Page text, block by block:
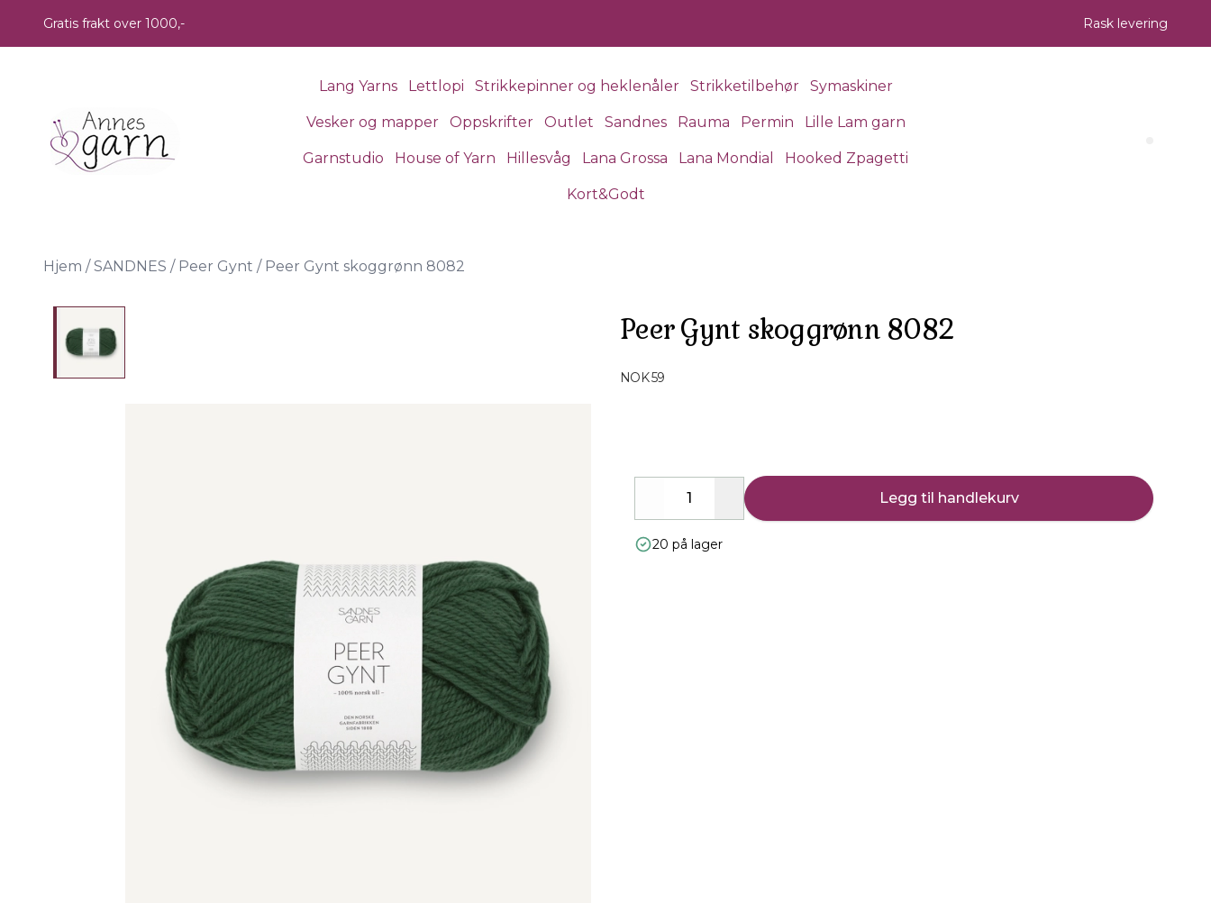
Gratis frakt over 1000,- Rask levering
Lang Yarns Lettlopi Strikkepinner og heklenåler Strikketilbehør Symaskiner
Vesker og mapper Oppskrifter Outlet Sandnes Rauma Permin Lille Lam garn
Garnstudio House of Yarn Hillesvåg Lana Grossa Lana Mondial Hooked Zpagetti
Kort&Godt
Hjem / SANDNES / Peer Gynt / Peer Gynt skoggrønn 8082
Peer Gynt skoggrønn 8082
NOK 59
Decrease Increase
Legg til handlekurv
20 på lager